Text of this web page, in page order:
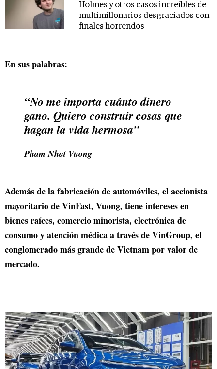
Holmes y otros casos increíbles de
multimillonarios desgraciados con
finales horrendos
En sus palabras:
“No me importa cuánto dinero
gano. Quiero construir cosas que
hagan la vida hermosa”
Pham Nhat Vuong
Además de la fabricación de automóviles, el accionista
mayoritario de VinFast, Vuong, tiene intereses en
bienes raíces, comercio minorista, electrónica de
consumo y atención médica a través de VinGroup, el
conglomerado más grande de Vietnam por valor de
mercado.